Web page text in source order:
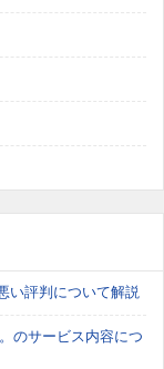
い評判について解説
のサービス内容につ